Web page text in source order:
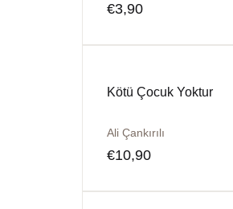
€3,90
Kötü Çocuk Yoktur
Ali Çankırılı
€10,90